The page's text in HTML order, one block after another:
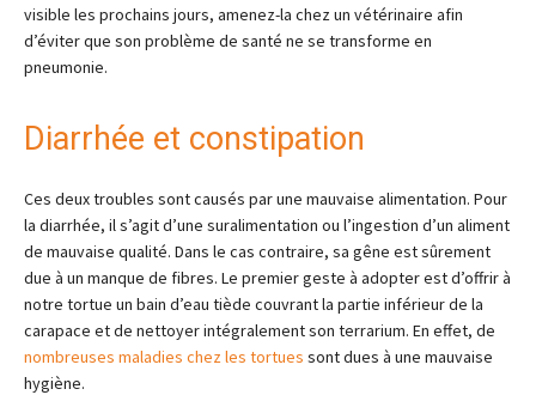
visible les prochains jours, amenez-la chez un vétérinaire afin
d’éviter que son problème de santé ne se transforme en
pneumonie.
Diarrhée et constipation
Ces deux troubles sont causés par une mauvaise alimentation. Pour
la diarrhée, il s’agit d’une suralimentation ou l’ingestion d’un aliment
de mauvaise qualité. Dans le cas contraire, sa gêne est sûrement
due à un manque de fibres. Le premier geste à adopter est d’offrir à
notre tortue un bain d’eau tiède couvrant la partie inférieur de la
carapace et de nettoyer intégralement son terrarium. En effet, de
nombreuses maladies chez les tortues sont dues à une mauvaise
hygiène.